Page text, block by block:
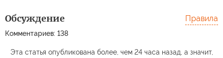
Обсуждение
Комментариев: 138
Правила
Эта статья опубликована более, чем 24 часа назад, а значит,